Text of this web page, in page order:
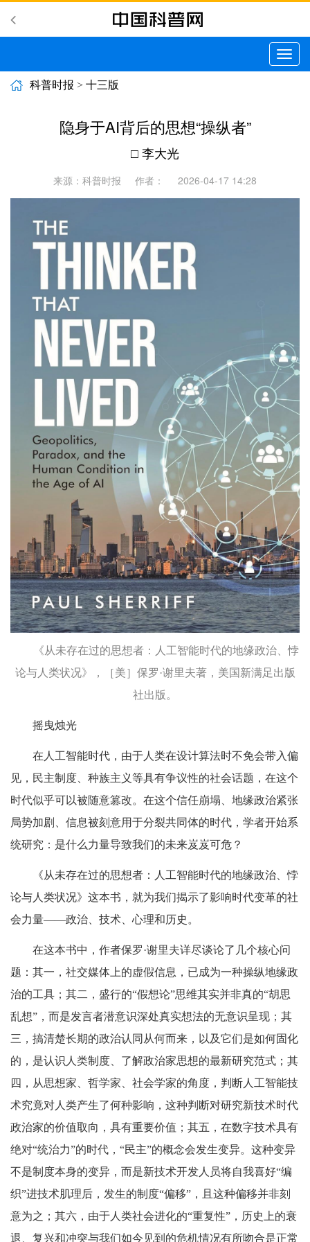
切
换
科普时报 > 十三版
隐身于AI背后的思想“操纵者”
□ 李大光
来源：科普时报 作者： 2026-04-17 14:28
《从未存在过的思想者：人工智能时代的地缘政治、悖
论与人类状况》，［美］保罗·谢里夫著，美国新满足出版
社出版。
摇曳烛光
在人工智能时代，由于人类在设计算法时不免会带入偏
见，民主制度、种族主义等具有争议性的社会话题，在这个
时代似乎可以被随意篡改。在这个信任崩塌、地缘政治紧张
局势加剧、信息被刻意用于分裂共同体的时代，学者开始系
统研究：是什么力量导致我们的未来岌岌可危？
《从未存在过的思想者：人工智能时代的地缘政治、悖
论与人类状况》这本书，就为我们揭示了影响时代变革的社
会力量——政治、技术、心理和历史。
在这本书中，作者保罗·谢里夫详尽谈论了几个核心问
题：其一，社交媒体上的虚假信息，已成为一种操纵地缘政
治的工具；其二，盛行的“假想论”思维其实并非真的“胡思
乱想”，而是发言者潜意识深处真实想法的无意识呈现；其
三，搞清楚长期的政治认同从何而来，以及它们是如何固化
的，是认识人类制度、了解政治家思想的最新研究范式；其
四，从思想家、哲学家、社会学家的角度，判断人工智能技
术究竟对人类产生了何种影响，这种判断对研究新技术时代
政治家的价值取向，具有重要价值；其五，在数字技术具有
绝对“统治力”的时代，“民主”的概念会发生变异。这种变异
不是制度本身的变异，而是新技术开发人员将自我喜好“编
织”进技术肌理后，发生的制度“偏移”，且这种偏移并非刻
意为之；其六，由于人类社会进化的“重复性”，历史上的衰
退、复兴和冲突与我们如今见到的危机情况有所吻合是正常